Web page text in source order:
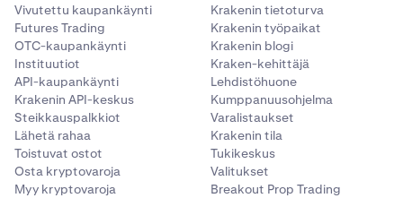
Vivutettu kaupankäynti
Futures Trading
OTC-kaupankäynti
Instituutiot
API-kaupankäynti
Krakenin API-keskus
Steikkauspalkkiot
Lähetä rahaa
Toistuvat ostot
Osta kryptovaroja
Myy kryptovaroja
Krakenin tietoturva
Krakenin työpaikat
Krakenin blogi
Kraken-kehittäjä
Lehdistöhuone
Kumppanuusohjelma
Varalistaukset
Krakenin tila
Tukikeskus
Valitukset
Breakout Prop Trading